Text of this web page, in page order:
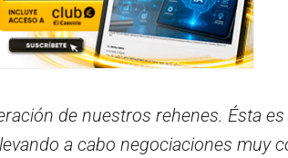
de nuestros rehenes. Ésta
a cabo negociaciones muy